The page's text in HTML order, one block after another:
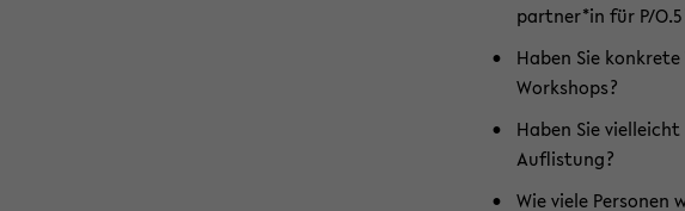
part­ner*in für P/
Haben Sie
Work­shops?
Haben Sie
Auf­lis­tung?
Wie viele Per­so­nen